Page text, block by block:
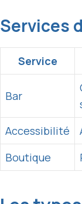
Services
Service
Bar
Accessibilité
Boutique